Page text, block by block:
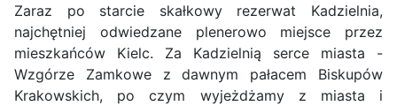
Zaraz po starcie skałkowy rezerwat Kadzielnia,
najchętniej odwiedzane plenerowo miejsce przez
mieszkańców Kielc. Za Kadzielnią serce miasta -
Wzgórze Zamkowe z dawnym pałacem Biskupów
Krakowskich, po czym wyjeżdżamy z miasta i